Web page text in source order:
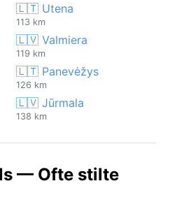
🇱🇹 Utena
113 km
🇱🇻 Valmiera
119 km
🇱🇹 Panevėžys
126 km
🇱🇻 Jūrmala
138 km
— Ofte stilte